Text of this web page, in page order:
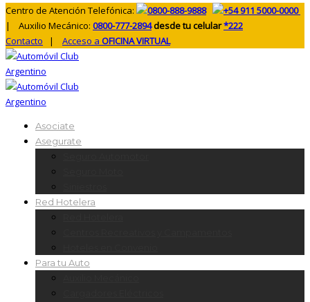
Centro de Atención Telefónica: 0800-888-9888
+54 911 5000-0000
| Auxilio Mecánico: 0800-777-2894desde tu celular*222
Contacto | Acceso a OFICINA VIRTUAL
Asociate
Asegurate
Red Hotelera
Para tu Auto